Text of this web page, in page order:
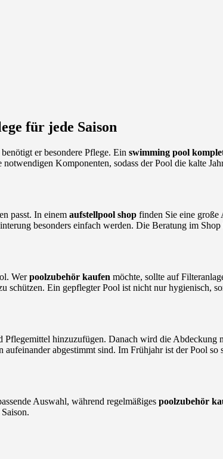
für jede Saison
er besondere Pflege. Ein swimming pool
Komponenten, sodass der Pool die kalte
passt. In einem aufstellpool shop finden Sie eine große
besonders einfach werden. Die Beratung im
Werpoolzubehör kaufen möchte, sollte auf
schützen. Ein gepflegter Pool ist nicht nur hygienisch,
hinzuzufügen. Danach wird die
aufeinander abgestimmt sind. Im Frühjahr ist der Pool
Auswahl, während regelmäßiges poolzubehör